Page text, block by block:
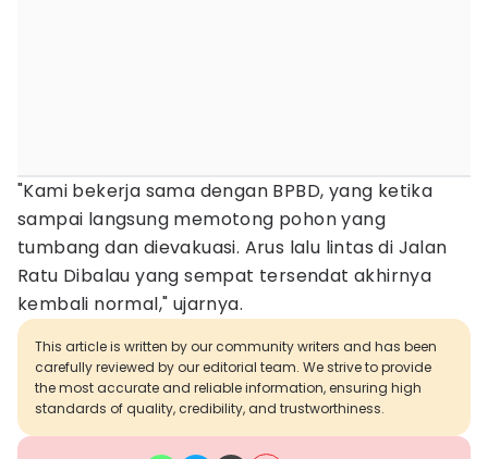
"Kami bekerja sama dengan BPBD, yang ketika
sampai langsung memotong pohon yang
tumbang dan dievakuasi. Arus lalu lintas di Jalan
Ratu Dibalau yang sempat tersendat akhirnya
kembali normal," ujarnya.
This article is written by our community writers and has been
carefully reviewed by our editorial team. We strive to provide
the most accurate and reliable information, ensuring high
standards of quality, credibility, and trustworthiness.